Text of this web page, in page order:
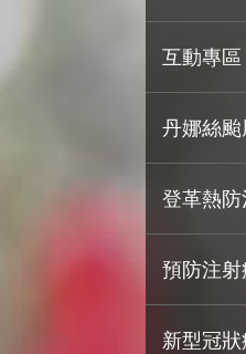
互動專區
丹娜絲颱
登革熱防
預防注
新型冠